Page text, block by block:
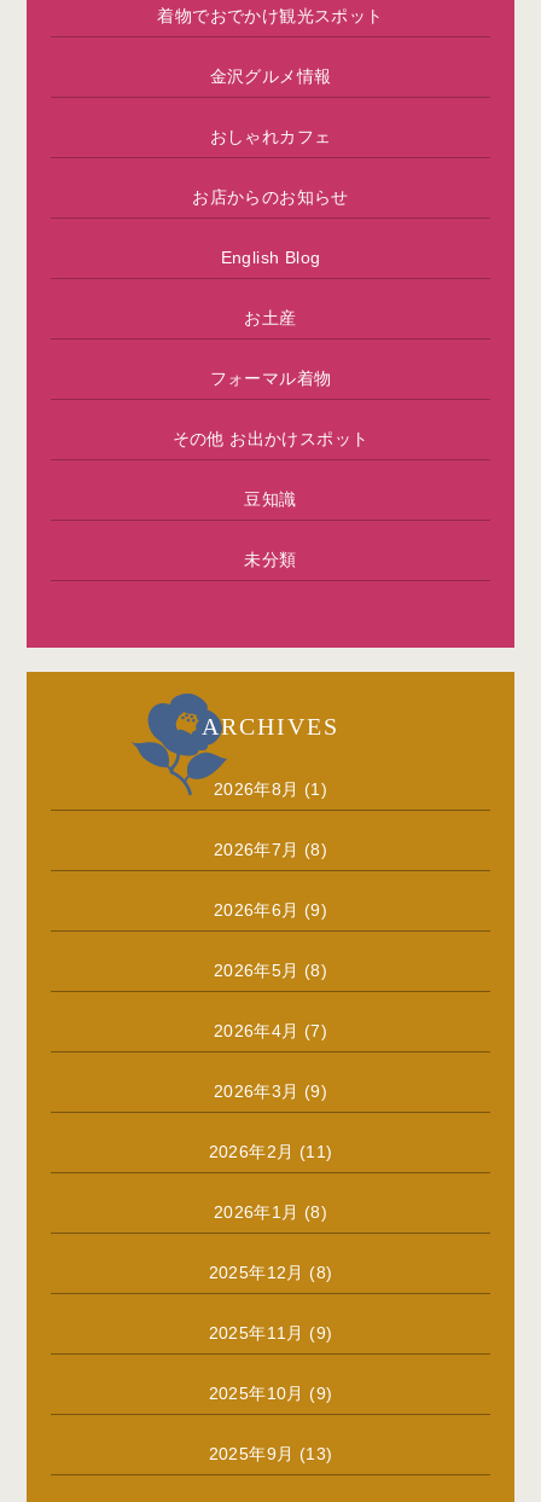
着物でおでかけ観光スポット
金沢グルメ情報
おしゃれカフェ
お店からのお知らせ
English Blog
お土産
フォーマル着物
その他 お出かけスポット
豆知識
未分類
ARCHIVES
2026年8月 (1)
2026年7月 (8)
2026年6月 (9)
2026年5月 (8)
2026年4月 (7)
2026年3月 (9)
2026年2月 (11)
2026年1月 (8)
2025年12月 (8)
2025年11月 (9)
2025年10月 (9)
2025年9月 (13)